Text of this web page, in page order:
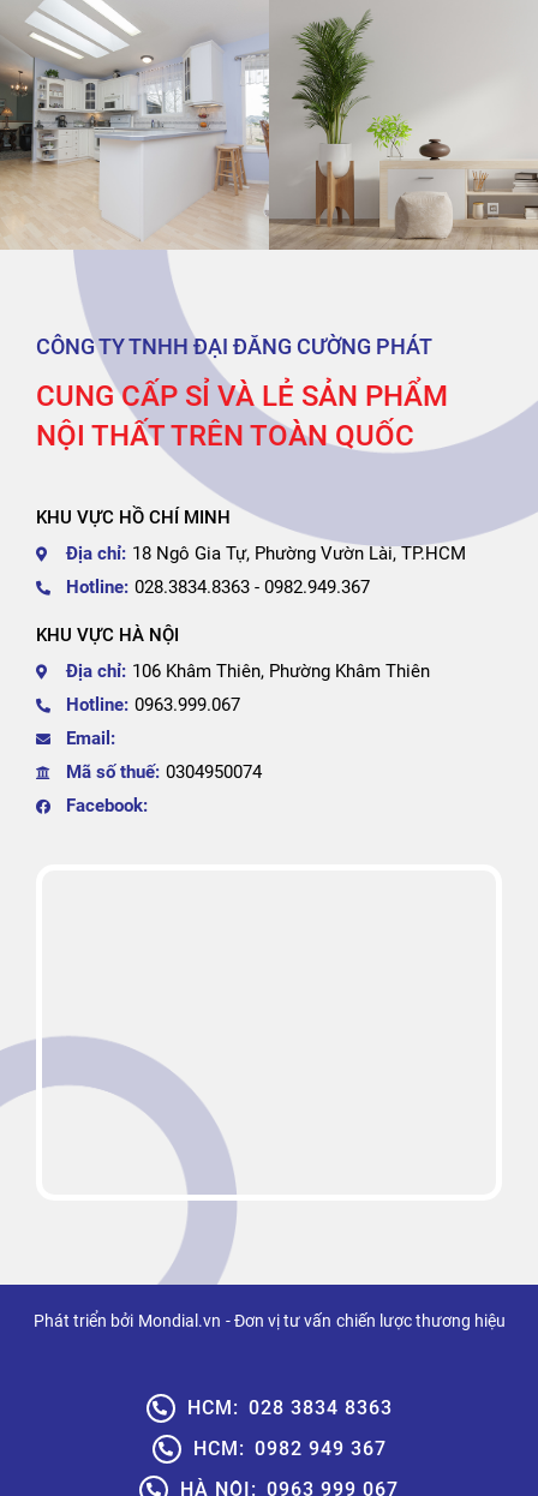
CÔNG TY TNHH ĐẠI ĐĂNG CƯỜNG PHÁT
CUNG CẤP SỈ VÀ LẺ SẢN PHẨM
NỘI THẤT TRÊN TOÀN QUỐC
KHU VỰC HỒ CHÍ MINH
Địa chỉ: 18 Ngô Gia Tự, Phường Vườn Lài, TP.HCM
Hotline: 028.3834.8363 - 0982.949.367
KHU VỰC HÀ NỘI
Địa chỉ: 106 Khâm Thiên, Phường Khâm Thiên
Hotline: 0963.999.067
Email:
Mã số thuế: 0304950074
Facebook:
HCM: 028 3834 8363
HCM: 0982 949 367
HÀ NỘI: 0963 999 067
Phát triển bởi Mondial.vn - Đơn vị tư vấn chiến lược thương hiệu